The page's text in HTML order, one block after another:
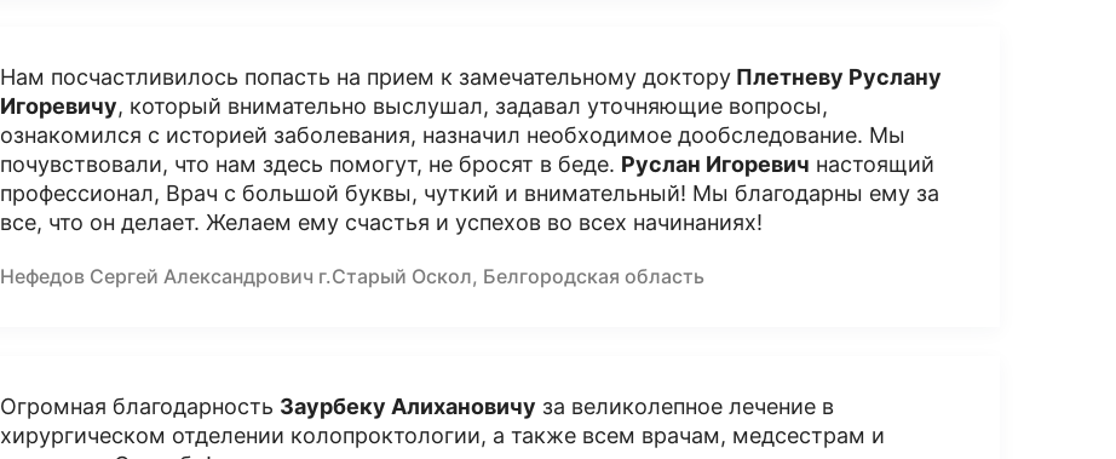
Нам посчастливилось попасть на прием к замечательному докторуПлетневу Руслану
Игоревичу, который внимательно выслушал, задавал уточняющие вопросы,
ознакомился с историей заболевания, назначил необходимое дообследование. Мы
почувствовали, что нам здесь помогут, не бросят в беде. Руслан Игоревич настоящий
профессионал, Врач с большой буквы, чуткий и внимательный! Мы благодарны ему за
все, что он делает. Желаем ему счастья и успехов во всех начинаниях!
Нефедов Сергей Александрович г.Старый Оскол, Белгородская область
Огромная благодарность Заурбеку Алихановичу за великолепное лечение в
хирургическом отделении колопроктологии, а также всем врачам, медсестрам и